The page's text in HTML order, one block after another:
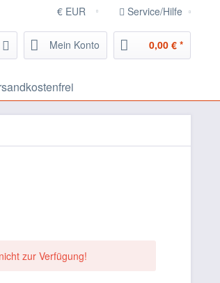
Service/Hilfe
Mein Konto 0,00 € *
zur Verfügung!